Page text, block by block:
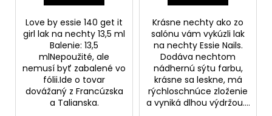
Love by essie 140 get it
girl lak na nechty 13,5 ml
Balenie: 13,5
mlNepoužité, ale
nemusí byť zabalené vo
fólii.Ide o tovar
dovážaný z Francúzska
a Talianska.
Krásne nechty ako zo
salónu vám vykúzli lak
na nechty Essie Nails.
Dodáva nechtom
nádhernú sýtu farbu,
krásne sa leskne, má
rýchloschnúce zloženie
a vyniká dlhou výdržou....